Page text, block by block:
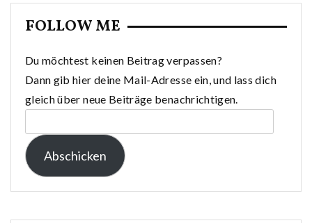
FOLLOW ME
Du möchtest keinen Beitrag verpassen?
Dann gib hier deine Mail-Adresse ein, und lass dich
gleich über neue Beiträge benachrichtigen.
Mail-
Adresse:
Abschicken